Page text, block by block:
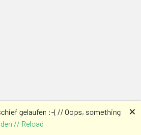
gelaufen :-( // Oops, something
// Reload
🗙